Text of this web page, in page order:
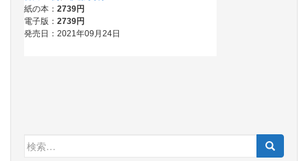
検
索: